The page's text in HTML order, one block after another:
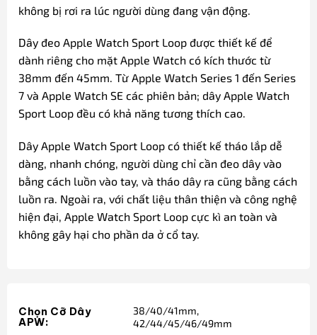
không bị rơi ra lúc người dùng đang vận động.
Dây đeo Apple Watch Sport Loop được thiết kế để
dành riêng cho mặt Apple Watch có kích thước từ
38mm đến 45mm. Từ Apple Watch Series 1 đến Series
7 và Apple Watch SE các phiên bản; dây Apple Watch
Sport Loop đều có khả năng tương thích cao.
Dây Apple Watch Sport Loop có thiết kế tháo lắp dễ
dàng, nhanh chóng, người dùng chỉ cần đeo dây vào
bằng cách luồn vào tay, và tháo dây ra cũng bằng cách
luồn ra. Ngoài ra, với chất liệu thân thiện và công nghệ
hiện đại, Apple Watch Sport Loop cực kì an toàn và
không gây hại cho phần da ở cổ tay.
Chọn Cỡ Dây
APW:
38/40/41mm,
42/44/45/46/49mm